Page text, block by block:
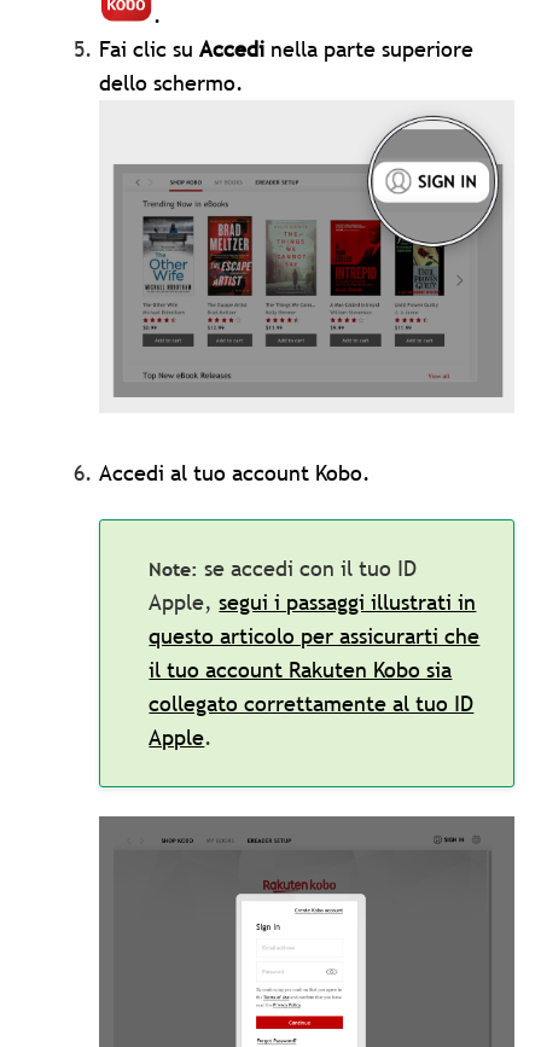
.
Fai clic suAccedi nella parte superiore
dello schermo.
Accedi al tuo account Kobo.
se accedi con il tuo ID
Apple,segui i passaggi illustrati in
questo articolo per assicurarti che
il tuo account Rakuten Kobo sia
collegato correttamente al tuo ID
Apple.